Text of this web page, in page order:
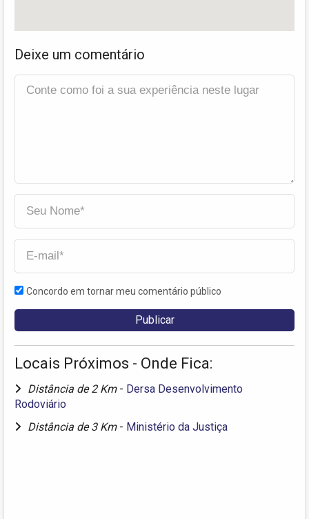
Deixe um comentário
Concordo em tornar meu comentário público
Locais Próximos - Onde Fica:
Distância de 2 Km - Dersa Desenvolvimento
Rodoviário
Distância de 3 Km - Ministério da Justiça